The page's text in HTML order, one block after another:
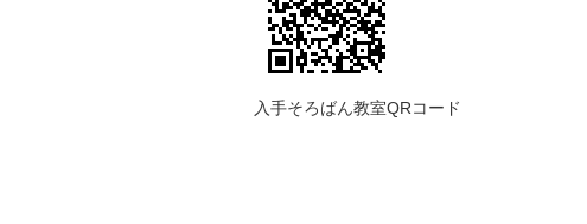
入手そろばん教室QRコード